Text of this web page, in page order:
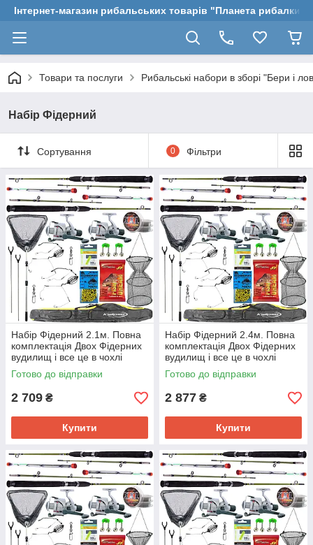
Інтернет-магазин рибальських товарів "Планета рибалки"
Товари та послуги Рибальські набори в зборі "Бери і
Набір Фідерний
Сортування 0 Фільтри
Набір Фідерний 2.1м. Повна
комплектація Двох Фідерних
вудилищ і все це в чохлі
130см.
Готово до відправки
2 709 ₴
Купити
Набір Фідерний 2.4м. Повна
комплектація Двох Фідерних
вудилищ і все це в чохлі
130см.
Готово до відправки
2 877 ₴
Купити